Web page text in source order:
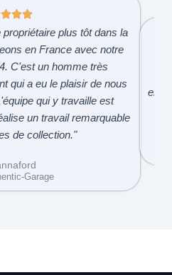
plus tôt dans la
en France avec notre
C'est un homme très
qui a eu le plaisir de nous
qui y travaille est
un travail remarquable
de collection."
Garage
en